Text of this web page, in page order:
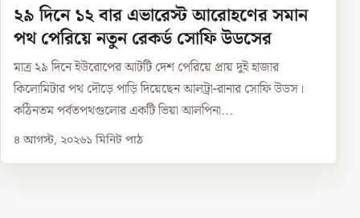
২৯ দিনে ১২ বার এভারেস্ট আরোহণের সমান
পথ পেরিয়ে নতুন রেকর্ড সোফি উডসের
মাত্র ২৯ দিনে ইউরোপের আটটি দেশ পেরিয়ে প্রায় দুই হাজার
কিলোমিটার পথ দৌড়ে পাড়ি দিয়েছেন আলট্রা-রানার সোফি উডস।
কঠিনতম পর্বতপথগুলোর একটি ভিয়া আলপিনা...
৪ আগস্ট, ২০২৬১ মিনিট পাঠ